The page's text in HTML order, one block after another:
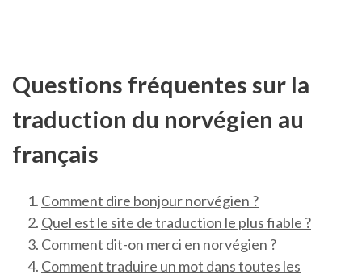
Questions fréquentes sur la
traduction du norvégien au
français
Comment dire bonjour norvégien ?
Quel est le site de traduction le plus fiable ?
Comment dit-on merci en norvégien ?
Comment traduire un mot dans toutes les